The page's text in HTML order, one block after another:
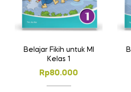
Belajar Fikih untuk MI
Kelas 1
Rp80.000